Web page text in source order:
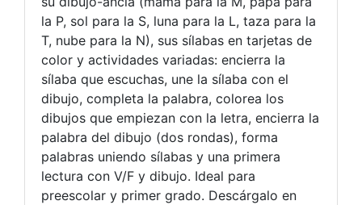
la P, sol para la S, luna para la L, taza para la
T, nube para la N), sus sílabas en tarjetas de
color y actividades variadas: encierra la
sílaba que escuchas, une la sílaba con el
dibujo, completa la palabra, colorea los
dibujos que empiezan con la letra, encierra la
palabra del dibujo (dos rondas), forma
palabras uniendo sílabas y una primera
lectura con V/F y dibujo. Ideal para
preescolar y primer grado. Descárgalo en